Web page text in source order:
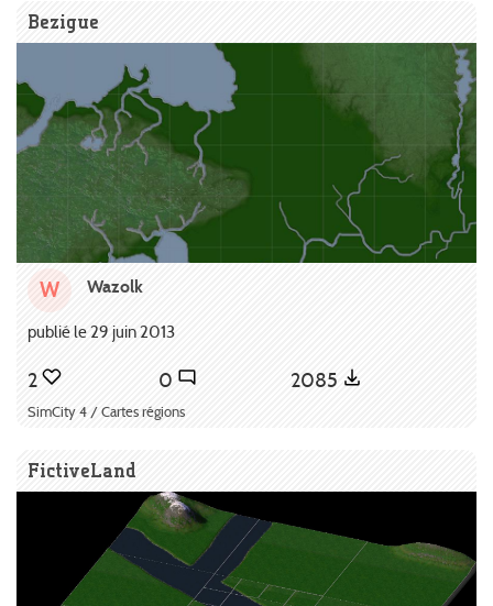
Bezigue
W Wazolk
publié le 29 juin 2013
2 0 2085
SimCity 4 / Cartes régions
FictiveLand